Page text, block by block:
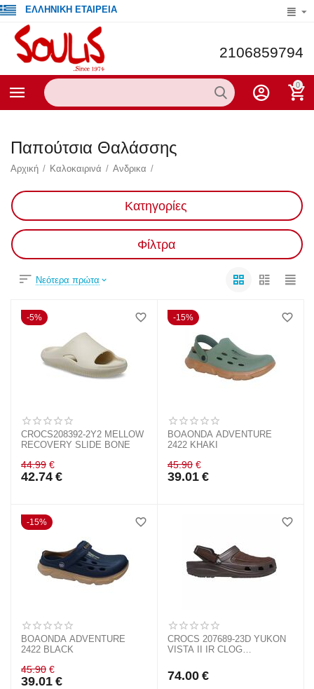
ΕΛΛΗΝΙΚΗ ΕΤΑΙΡΕΙΑ
2106859794
0
Παπούτσια Θαλάσσης
Αρχική / Καλοκαιρινά / Ανδρικα /
Κατηγορίες
Φίλτρα
Νεότερα πρώτα
5%
CROCS208392-2Y2 MELLOW
RECOVERY SLIDE BONE
44.99 €
42.74 €
15%
BOAONDA ADVENTURE
2422 KHAKI
45.90 €
39.01 €
15%
BOAONDA ADVENTURE
2422 BLACK
45.90 €
39.01 €
CROCS 207689-23D YUKON
VISTA II IR CLOG
74.00 €